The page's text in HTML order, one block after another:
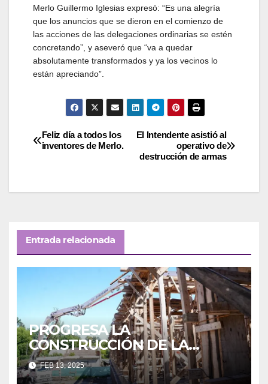
Merlo Guillermo Iglesias expresó: “Es una alegría
que los anuncios que se dieron en el comienzo de
las acciones de las delegaciones ordinarias se estén
concretando”, y aseveró que “va a quedar
absolutamente transformados y ya los vecinos lo
están apreciando”.
Navegación
entradas
El Intendente asistió al
operativo de
destrucción de armas
Feliz día a todos los
inventores de Merlo.
Entrada relacionada
PROGRESA LA
CONSTRUCCIÓN DE LA
NUEVA SECUNDARIA EN
PONTEVEDRA
FEB 13, 2025